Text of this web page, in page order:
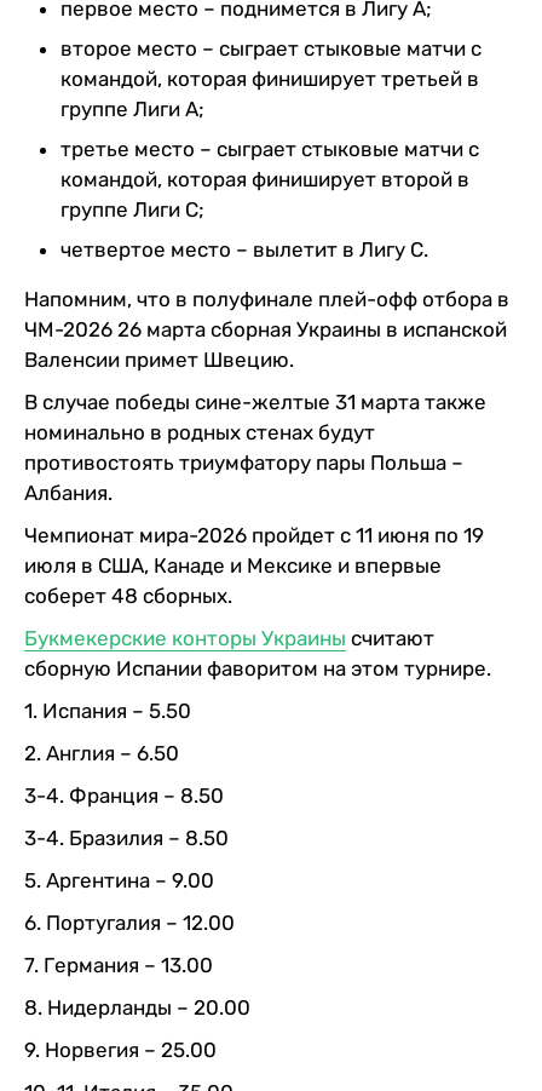
первое место – поднимется в Лигу А;
второе место – сыграет стыковые матчи с
командой, которая финиширует третьей в
группе Лиги А;
третье место – сыграет стыковые матчи с
командой, которая финиширует второй в
группе Лиги С;
четвертое место – вылетит в Лигу С.
Напомним, что в полуфинале плей-офф отбора в
ЧМ-2026 26 марта сборная Украины в испанской
Валенсии примет Швецию.
В случае победы сине-желтые 31 марта также
номинально в родных стенах будут
противостоять триумфатору пары Польша –
Албания.
Чемпионат мира-2026 пройдет с 11 июня по 19
июля в США, Канаде и Мексике и впервые
соберет 48 сборных.
Букмекерские конторы Украины считают
сборную Испании фаворитом на этом турнире.
1. Испания – 5.50
2. Англия – 6.50
3-4. Франция – 8.50
3-4. Бразилия – 8.50
5. Аргентина – 9.00
6. Португалия – 12.00
7. Германия – 13.00
8. Нидерланды – 20.00
9. Норвегия – 25.00